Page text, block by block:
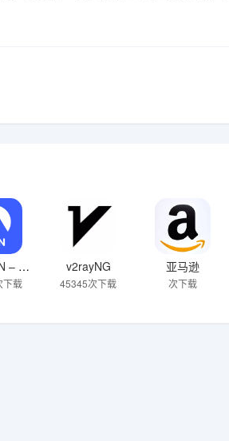
NordVPN – 快速安全的VPN
下载
v2rayNG
45345次下载
亚马逊
次下载